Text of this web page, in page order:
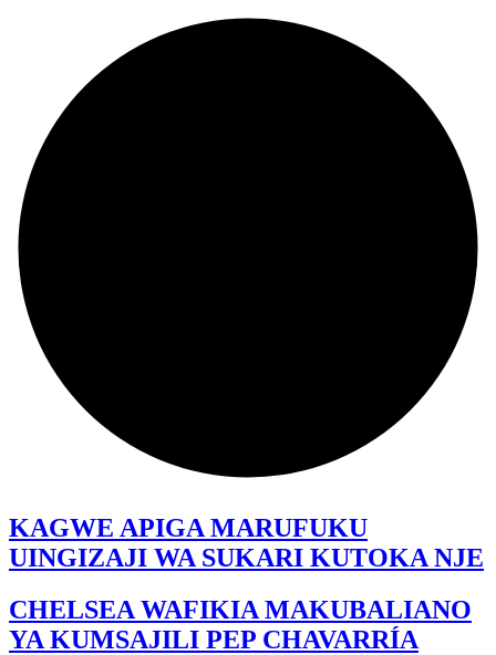
KAGWE APIGA MARUFUKU
UINGIZAJI WA SUKARI KUTOKA NJE
CHELSEA WAFIKIA MAKUBALIANO
YA KUMSAJILI PEP CHAVARRÍA